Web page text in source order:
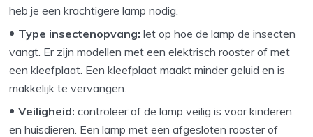
heb je een krachtigere lamp nodig.
Type insectenopvang: let op hoe de lamp de insecten
vangt. Er zijn modellen met een elektrisch rooster of met
een kleefplaat. Een kleefplaat maakt minder geluid en is
makkelijk te vervangen.
Veiligheid:controleer of de lamp veilig is voor kinderen
en huisdieren. Een lamp met een afgesloten rooster of